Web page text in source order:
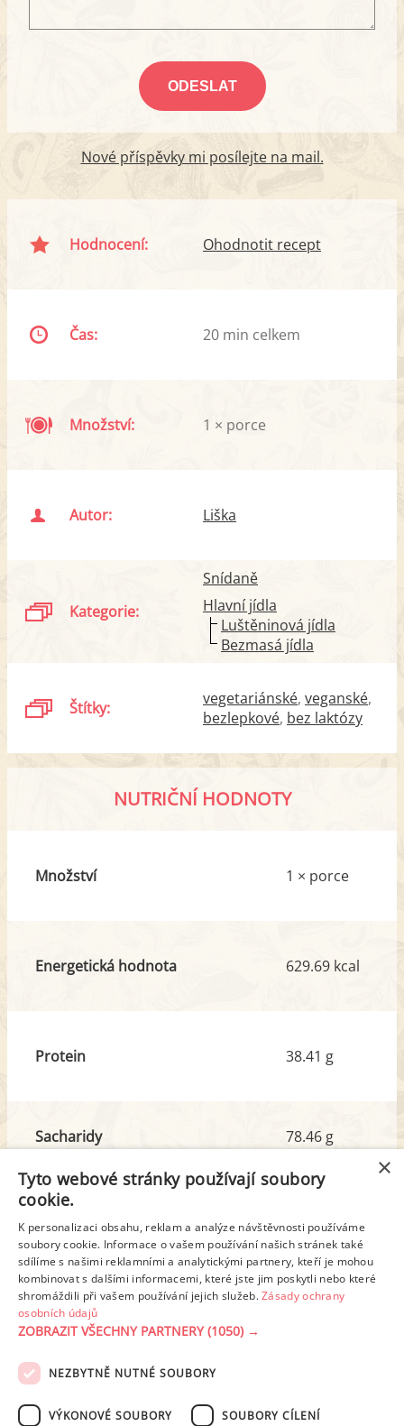
Nové příspěvky mi posílejte na mail.
Hodnocení: Ohodnotit recept
Čas: 20 min celkem
Množství: 1 × porce
Autor: Liška
Kategorie:
Snídaně
Hlavní jídla
Luštěninová jídla
Bezmasá jídla
Štítky: vegetariánské veganské
bezlepkové bez laktózy
NUTRIČNÍ HODNOTY
Množství 1 × porce
Energetická hodnota 629.69 kcal
Protein 38.41 g
Sacharidy
78.46 g
Tuk
z toho nas. mastné kyseliny
9.96 g
0.92 g
Detailní rozpis
PODMÍNKY UŽITÍ ZÁSADY OCHRANY OSOBNÍCH ÚDAJŮ
×
Tyto webové stránky používají soubory
cookie.
K personalizaci obsahu, reklam a analýze návštěvnosti používáme
soubory cookie. Informace o vašem používání našich stránek také
sdílíme s našimi reklamními a analytickými partnery, kteří je mohou
kombinovat s dalšími informacemi, které jste jim poskytli nebo které
shromáždili při vašem používání jejich služeb.Zásady ochrany
osobních údajů
ZOBRAZIT VŠECHNY PARTNERY(1050) →
NEZBYTNĚ NUTNÉ SOUBORY
VÝKONOVÉ SOUBORY SOUBORY CÍLENÍ